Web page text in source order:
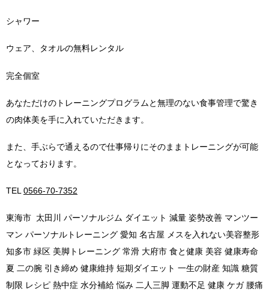
シャワー
ウェア、タオルの無料レンタル
完全個室
あなただけのトレーニングプログラムと無理のない食事管理で驚き
の肉体美を手に入れていただきます。
また、手ぶらで通えるので仕事帰りにそのままトレーニングが可能
となっております。
TEL 0566-70-7352
東海市 太田川 パーソナルジム ダイエット 減量 姿勢改善 マンツー
マン パーソナルトレーニング 愛知 名古屋 メスを入れない美容整形
知多市 緑区 美脚トレーニング 常滑 大府市 食と健康 美容 健康寿命
夏 二の腕 引き締め 健康維持 短期ダイエット 一生の財産 知識 糖質
制限 レシピ 熱中症 水分補給 悩み 二人三脚 運動不足 健康 ケガ 腰痛